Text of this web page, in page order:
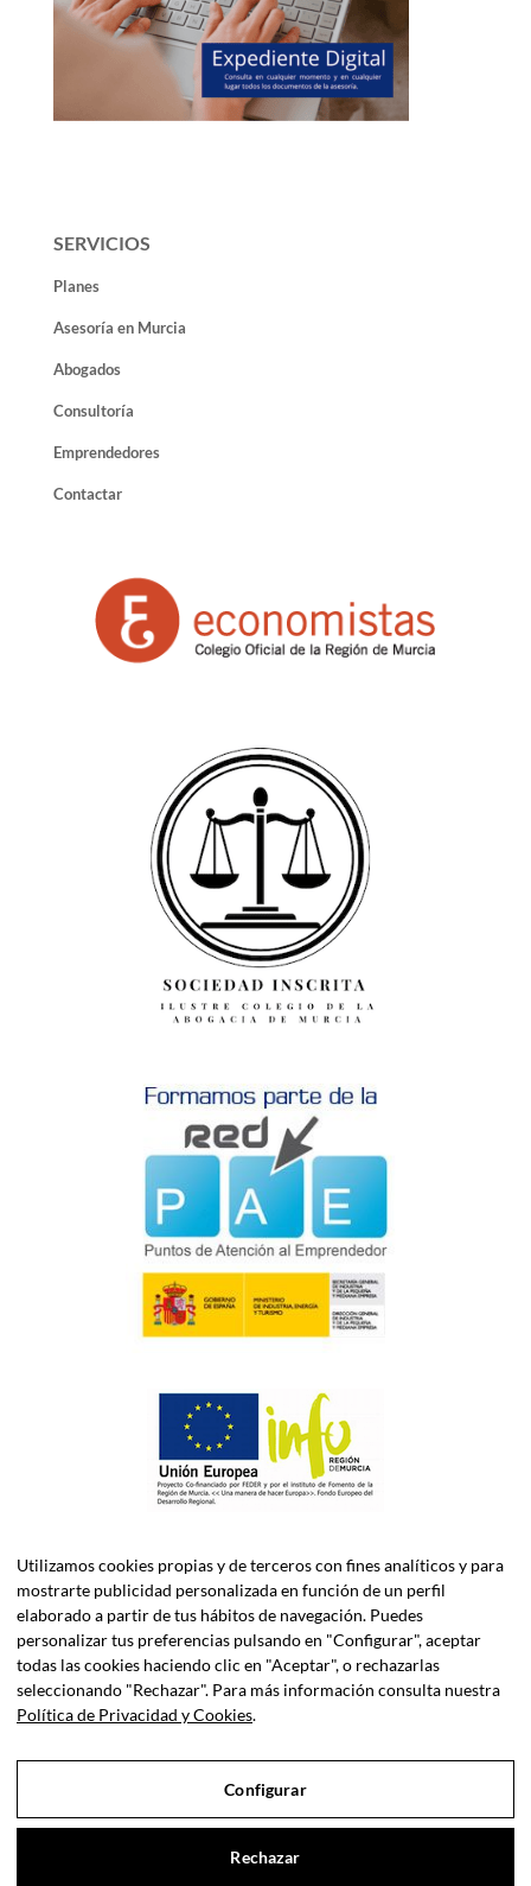
SERVICIOS
Planes
Asesoría en Murcia
Abogados
Consultoría
Emprendedores
Contactar
ASELEC CONSULTORES, S.L.P. es una firma especializada en
Asesoría Fiscal, Contable, Laboral y Jurídica, así como
Sociedad Profesional Inscrita en el Registro de Sociedades
Iltre. Colegio de Abogados de Murcia.
Utilizamos cookies propias y de terceros con fines analíticos y para
mostrarte publicidad personalizada en función de un perfil
elaborado a partir de tus hábitos de navegación. Puedes
personalizar tus preferencias pulsando en "Configurar", aceptar
todas las cookies haciendo clic en "Aceptar", o rechazarlas
seleccionando "Rechazar". Para más información consulta nuestra
Política de Privacidad y Cookies.
Configurar
Rechazar